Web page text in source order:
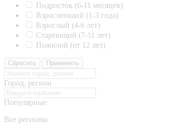
Подросток (6-11 месяцев)
Взрослеющий (1-3 года)
Взрослый (4-6 лет)
Стареющий (7-11 лет)
Пожилой (от 12 лет)
Сбросить Применить
Город, регион
Популярные
Все регионы